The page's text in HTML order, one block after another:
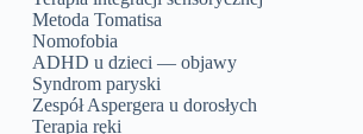
Metoda Tomatisa
Nomofobia
ADHD u dzieci — objawy
Syndrom paryski
Zespół Aspergera u dorosłych
Terapia ręki